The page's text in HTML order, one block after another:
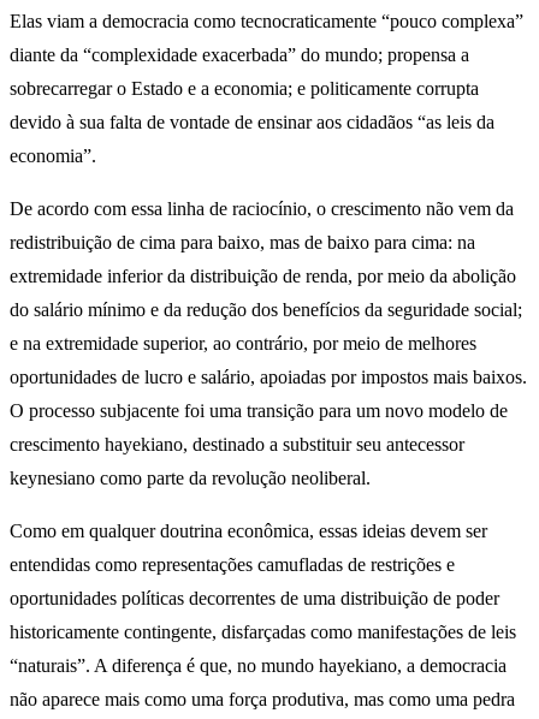
Elas viam a democracia como tecnocraticamente “pouco complexa”
diante da “complexidade exacerbada” do mundo; propensa a
sobrecarregar o Estado e a economia; e politicamente corrupta
devido à sua falta de vontade de ensinar aos cidadãos “as leis da
economia”.
De acordo com essa linha de raciocínio, o crescimento não vem da
redistribuição de cima para baixo, mas de baixo para cima: na
extremidade inferior da distribuição de renda, por meio da abolição
do salário mínimo e da redução dos benefícios da seguridade social;
e na extremidade superior, ao contrário, por meio de melhores
oportunidades de lucro e salário, apoiadas por impostos mais baixos.
O processo subjacente foi uma transição para um novo modelo de
crescimento hayekiano, destinado a substituir seu antecessor
keynesiano como parte da revolução neoliberal.
Como em qualquer doutrina econômica, essas ideias devem ser
entendidas como representações camufladas de restrições e
oportunidades políticas decorrentes de uma distribuição de poder
historicamente contingente, disfarçadas como manifestações de leis
“naturais”. A diferença é que, no mundo hayekiano, a democracia
não aparece mais como uma força produtiva, mas como uma pedra